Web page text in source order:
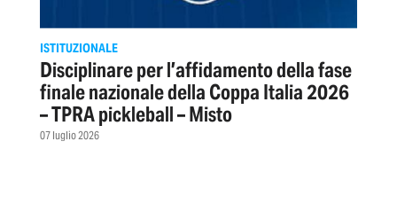
ISTITUZIONALE
Disciplinare per l’affidamento della fase
finale nazionale della Coppa Italia 2026
– TPRA pickleball – Misto
07 luglio 2026